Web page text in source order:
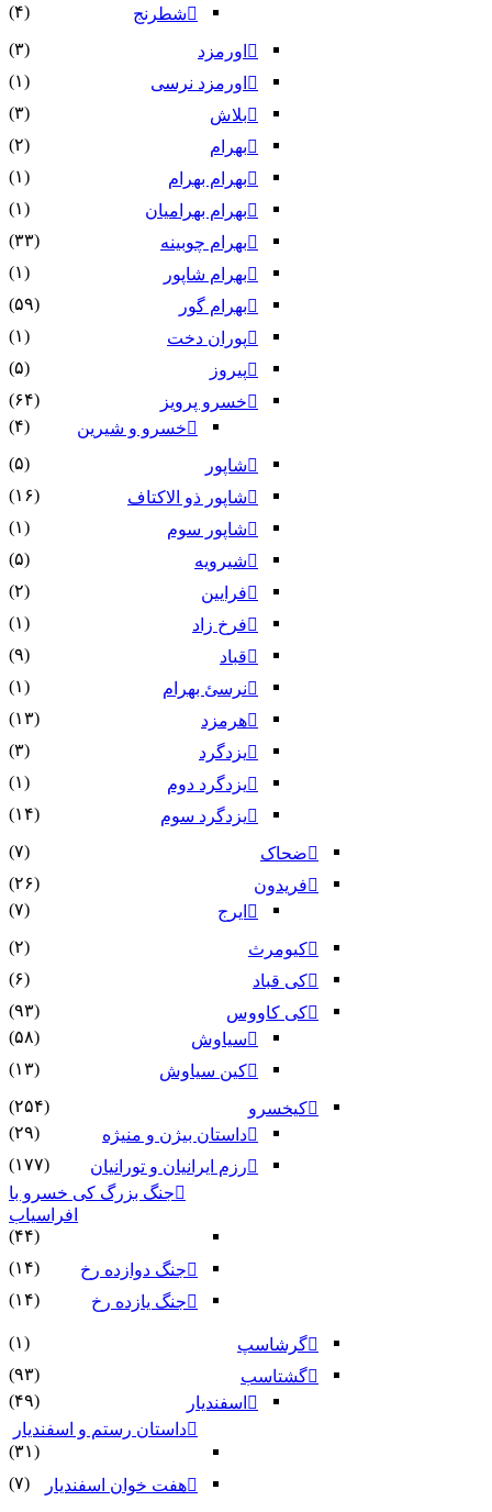
شطرنج
(۴)
اورمزد
(۳)
اورمزد نرسى‏
(۱)
بلاش
(۳)
بهرام
(۲)
بهرام بهرام
(۱)
بهرام بهرامیان‏
(۱)
بهرام چوبینه
(۳۳)
بهرام شاپور
(۱)
بهرام گور
(۵۹)
پوران دخت
(۱)
پیروز
(۵)
خسرو پرویز
(۶۴)
خسرو و شیرین
(۴)
شاپور
(۵)
شاپور ذو الاکتاف
(۱۶)
شاپور سوم‏
(۱)
شیرویه
(۵)
فرایین
(۲)
فرخ زاد
(۱)
قباد
(۹)
نرسئ بهرام‏
(۱)
هرمزد
(۱۳)
یزدگرد
(۳)
یزدگرد دوم
(۱)
یزدگرد سوم
(۱۴)
ضحاک
(۷)
فریدون
(۲۶)
ایرج
(۷)
کیومرث
(۲)
کی قباد
(۶)
کی کاووس
(۹۳)
سیاوش
(۵۸)
کین سیاوش
(۱۳)
کیخسرو
(۲۵۴)
داستان بیژن و منیژه
(۲۹)
رزم ایرانیان و تورانیان
(۱۷۷)
جنگ بزرگ کی خسرو با
افراسیاب
(۴۴)
جنگ دوازده رخ
(۱۴)
جنگ یازده رخ
(۱۴)
گرشاسپ
(۱)
گشتاسب
(۹۳)
اسفندیار
(۴۹)
داستان رستم و اسفندیار
(۳۱)
هفت خوان اسفندیار
(۷)